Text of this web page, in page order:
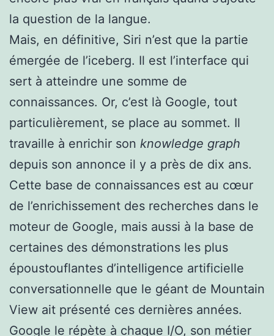
la question de la langue.
Mais, en définitive, Siri n’est que la partie
émergée de l’iceberg. Il est l’interface qui
sert à atteindre une somme de
connaissances. Or, c’est là Google, tout
particulièrement, se place au sommet. Il
travaille à enrichir son knowledge graph
depuis son annonce il y a près de dix ans.
Cette base de connaissances est au cœur
de l’enrichissement des recherches dans le
moteur de Google, mais aussi à la base de
certaines des démonstrations les plus
époustouflantes d’intelligence artificielle
conversationnelle que le géant de Mountain
View ait présenté ces dernières années.
Google le répète à chaque I/O, son métier